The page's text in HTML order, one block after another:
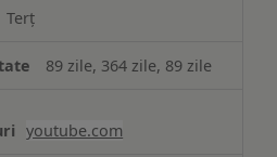
Terț
89 zile, 364 zile, 89 zile
youtube.com